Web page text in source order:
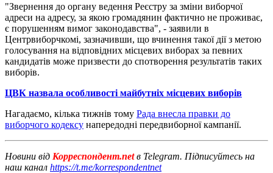
"Звернення до органу ведення Реєстру за зміни виборчої
адреси на адресу, за якою громадянин фактично не проживає,
є порушенням вимог законодавства", - заявили в
Центрвиборчкомі, зазначивши, що вчинення такої дії з метою
голосування на відповідних місцевих виборах за певних
кандидатів може призвести до спотворення результатів таких
виборів.
ЦВК назвала особливості майбутніх місцевих виборів
Нагадаємо, кілька тижнів тому Рада внесла правки до
виборчого кодексу напередодні передвиборної кампанії.
Новини від Корреспондент.netв Telegram. Підписуйтесь на
наш канал https://t.me/korrespondentnet